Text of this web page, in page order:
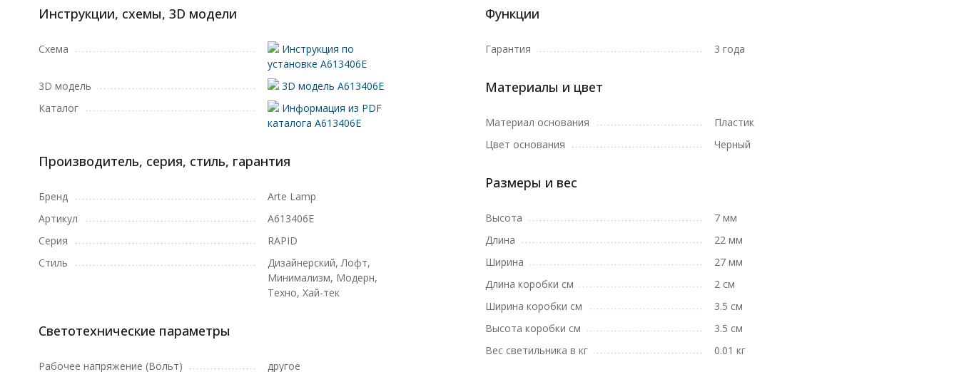
Инструкции, схемы, 3D модели
Схема
Инструкция по
установке A613406E
3D модель
3D модель A613406E
Каталог
Информация из PDF
каталога A613406E
Производитель, серия, стиль, гарантия
Бренд
Arte Lamp
Артикул
A613406E
Серия
RAPID
Стиль
Дизайнерский, Лофт,
Минимализм, Модерн,
Техно, Хай-тек
Светотехнические параметры
Рабочее напряжение (Вольт) другое
Функции
Гарантия 3 года
Материалы и цвет
Материал основания
Пластик
Цвет основания
Черный
Размеры и вес
Высота
7 мм
Длина
22 мм
Ширина
27 мм
Длина коробки см
2 см
Ширина коробки см
3.5 см
Высота коробки см
3.5 см
Вес светильника в кг
0.01 кг